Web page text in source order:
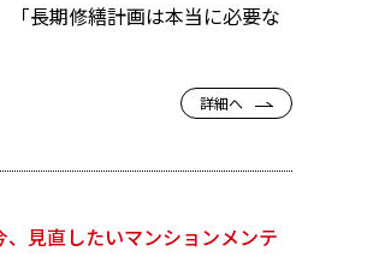
長期修繕計画は本当に必要な
詳細へ
見直したいマンションメンテ